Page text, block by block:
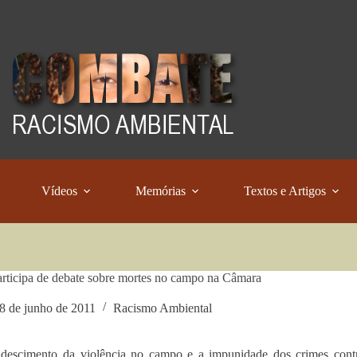
Vídeos Memórias Textos e Artigos
de debate sobre mortes no campo na Câmara
de junho de 2011 Racismo Ambiental
da violência no campo e a impunidade dos crimes